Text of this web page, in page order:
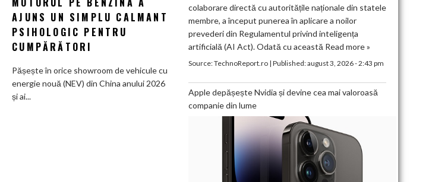
eșapament:
În
pe
benzină
AJUNS UN SIMPLU CALMANT
PSIHOLOGIC PENTRU
CUMPĂRĂTORI
Pășește în orice showroom de vehicule cu
energie nouă (NEV) din China anului 2026
și ai...
colaborare directă cu autoritățile naționale din statele
membre, a început punerea în aplicare a noilor
prevederi din Regulamentul privind inteligența
artificială (AI Act). Odată cu această Read more »
Source:TechnoReport.ro| Published:august 3, 2026 - 2:43 pm
Apple depășește Nvidia și devine cea mai valoroasă
companie din lume